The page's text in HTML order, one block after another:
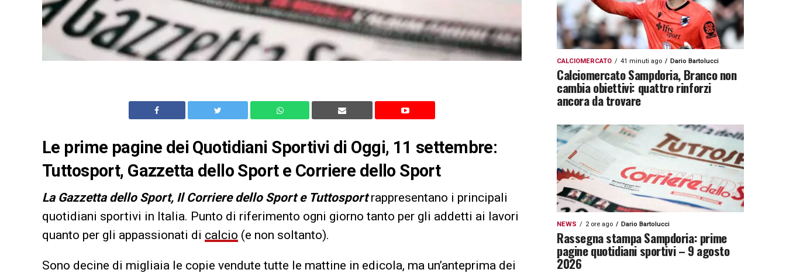
Le prime pagine dei Quotidiani Sportivi di Oggi, 11 settembre:
Tuttosport, Gazzetta dello Sport e Corriere dello Sport
La Gazzetta dello Sport, Il Corriere dello Sport e Tuttosportrappresentano i principali
quotidiani sportivi in Italia. Punto di riferimento ogni giorno tanto per gli addetti ai lavori
quanto per gli appassionati di calcio (e non soltanto).
Sono decine di migliaia le copie vendute tutte le mattine in edicola, ma un’anteprima dei
CALCIOMERCATO 41 minuti ago Dario Bartolucci
Calciomercato Sampdoria, Branco non
cambia obiettivi: quattro rinforzi
ancora da trovare
NEWS 2 ore ago Dario Bartolucci
Rassegna stampa Sampdoria: prime
pagine quotidiani sportivi – 9 agosto
2026